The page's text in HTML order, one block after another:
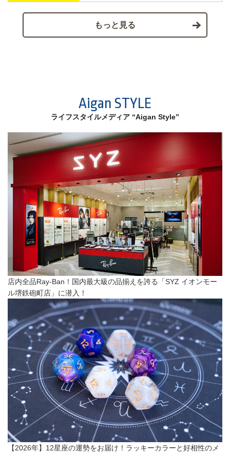
もっと見る
Aigan STYLE
ライフスタイルメディア “Aigan Style”
店内全品Ray-Ban！国内最大級の品揃えを誇る「SYZ イオンモー
ル堺鉄砲町店」に潜入！
【2026年】12星座の運勢をお届け！ラッキーカラーと好相性のメ